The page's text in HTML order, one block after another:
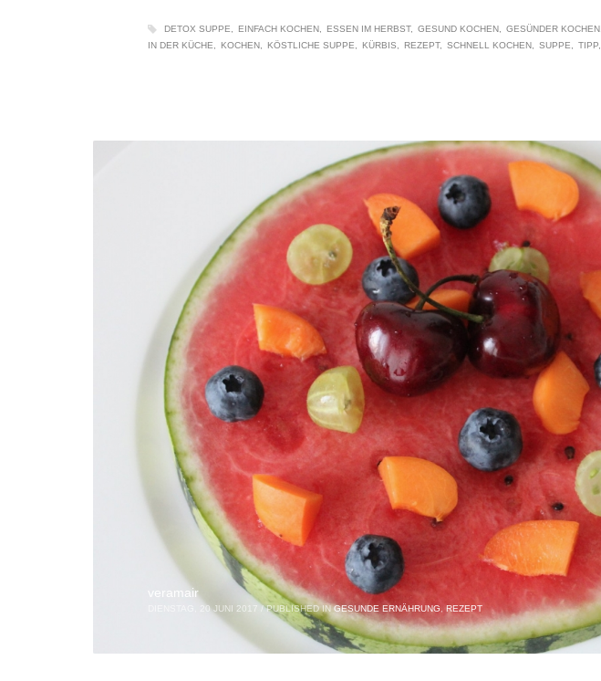
DETOX SUPPE EINFACH KOCHEN ESSEN IM HERBST GESUND KOCHEN GESÜNDER KOCHEN
IN DER KÜCHE
KOCHEN KÖSTLICHE SUPPE KÜRBIS REZEPT SCHNELL KOCHEN SUPPE TIPP
veramair
DIENSTAG, 20 JUNI 2017 / PUBLISHED IN GESUNDE ERNÄHRUNG REZEPT